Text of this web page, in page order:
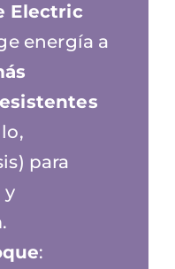
Electric
energía a
para
y
.
: